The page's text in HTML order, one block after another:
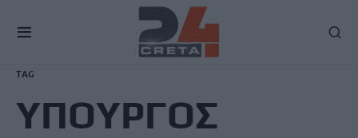
TAG
ΥΠΟΥΡΓΟΣ